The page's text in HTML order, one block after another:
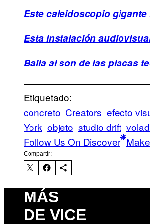
Este caleidoscopio
Esta instalación
Baila al son de las placas
Etiquetado:
concreto Creators efecto
York objeto studio drift
Follow Us On Discover
Compartir:
MÁS
DE VICE